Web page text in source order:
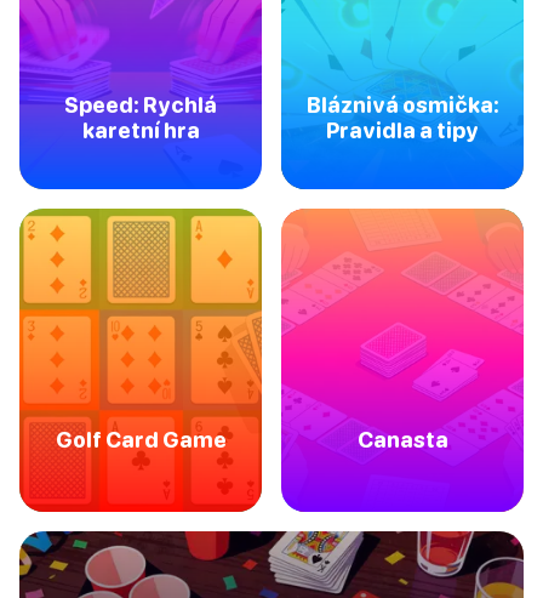
Speed: Rychlá
karetní hra
Bláznivá osmička:
Pravidla a tipy
Golf Card Game Canasta